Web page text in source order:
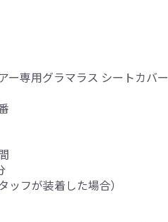
ー専用グラマラス シートカバー
ッフが装着した場合）